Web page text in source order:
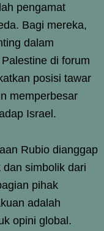
pengamat
Bagi mereka,
dalam
di forum
posisi tawar
memperbesar
Israel.
Rubio dianggap
simbolik dari
pihak
adalah
opini global.